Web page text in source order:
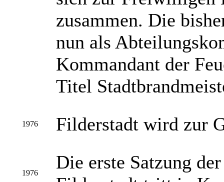
zusammen. Die
nun als
Kommandant der
Titel
1976 Filderstadt wird zur
1976
Die erste Satzung